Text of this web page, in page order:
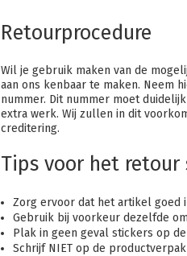
Retourprocedure
Wil je gebruik maken van de
aan ons kenbaar te maken. Neem
nummer. Dit nummer moet
extra werk. Wij zullen in dit
creditering.
Tips voor het retour
Zorg ervoor dat het artikel goed
Gebruik bij voorkeur dezelfde
Plak in geen geval stickers op
Schrijf NIET op de